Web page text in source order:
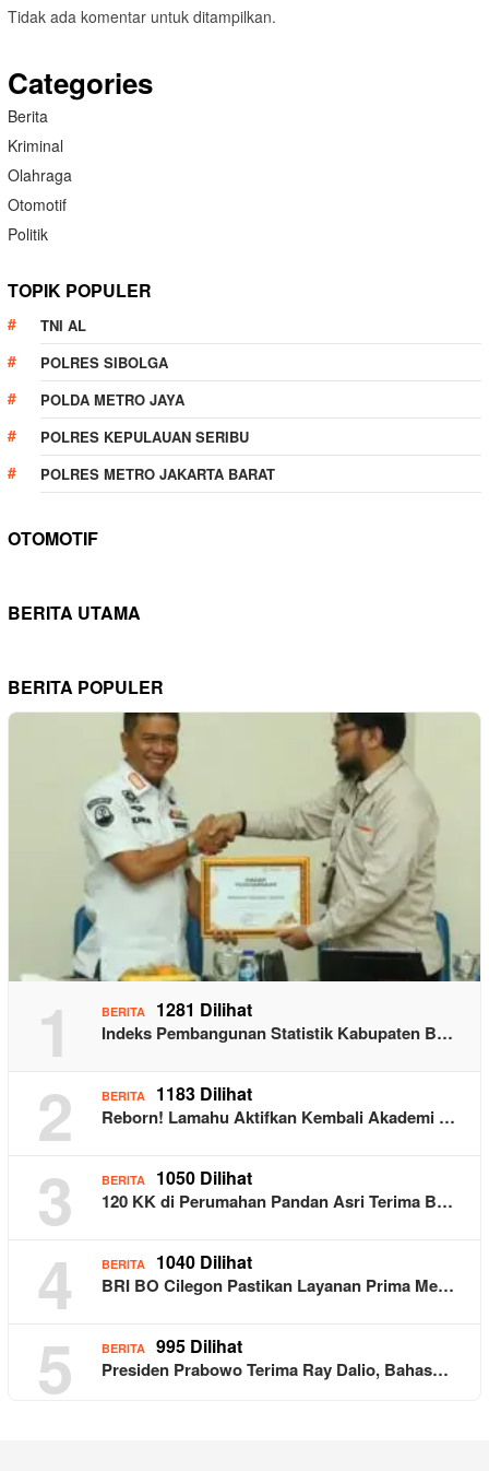
Tidak ada komentar untuk ditampilkan.
Categories
Berita
Kriminal
Olahraga
Otomotif
Politik
TOPIK POPULER
TNI AL
POLRES SIBOLGA
POLDA METRO JAYA
POLRES KEPULAUAN SERIBU
POLRES METRO JAKARTA BARAT
OTOMOTIF
BERITA UTAMA
BERITA POPULER
1 BERITA 1281 Dilihat
Indeks Pembangunan Statistik Kabupaten B…
2 BERITA 1183 Dilihat
Reborn! Lamahu Aktifkan Kembali Akademi …
3 BERITA 1050 Dilihat
120 KK di Perumahan Pandan Asri Terima B…
4 BERITA 1040 Dilihat
BRI BO Cilegon Pastikan Layanan Prima Me…
5 BERITA 995 Dilihat
Presiden Prabowo Terima Ray Dalio, Bahas…